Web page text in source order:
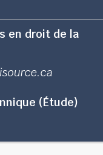
en droit de la
(Étude)